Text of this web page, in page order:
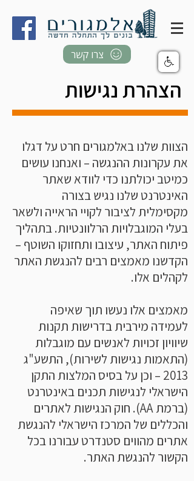
צרו קשר
הצהרת נגישות
הצוות שלנו באלמגורים חרט על דגלו
את עקרונות ההנגשה – ואנחנו עושים
כמיטב יכולתנו כדי לוודא שאתר
האינטרנט שלנו נגיש בצורה
מקסימלית לציבור לקויי הראייה ולשאר
בעלי המוגבלויות הרלוונטיות. בתהליך
פיתוח האתר, עיצובו ותחזוקו השוטף –
הקדשנו מאמצים רבים להנגשת האתר
לקהלים אלו.
מאמצים אלו נעשו תוך שאיפה
לעמידה מירבית בדרישות תקנות
שיוויון זכויות לאנשים עם מוגבלות
(התאמות נגישות לשירות), התשע"ג
2013 – וכן על בסיס המלצות התקן
הישראלי לנגישות תכנים באינטרנט
(ברמת AA). חוק הנגישות לאתרים
והכללים של המרכז הישראלי להנגשת
אתרים מהווים סטנדרט עבורנו בכל
הקשור להנגשת האתר.